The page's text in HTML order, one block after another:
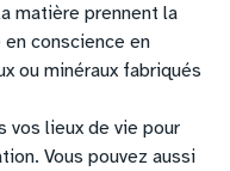
matière prennent la
conscience en
ou minéraux fabriqués
vos lieux de vie pour
Vous pouvez aussi